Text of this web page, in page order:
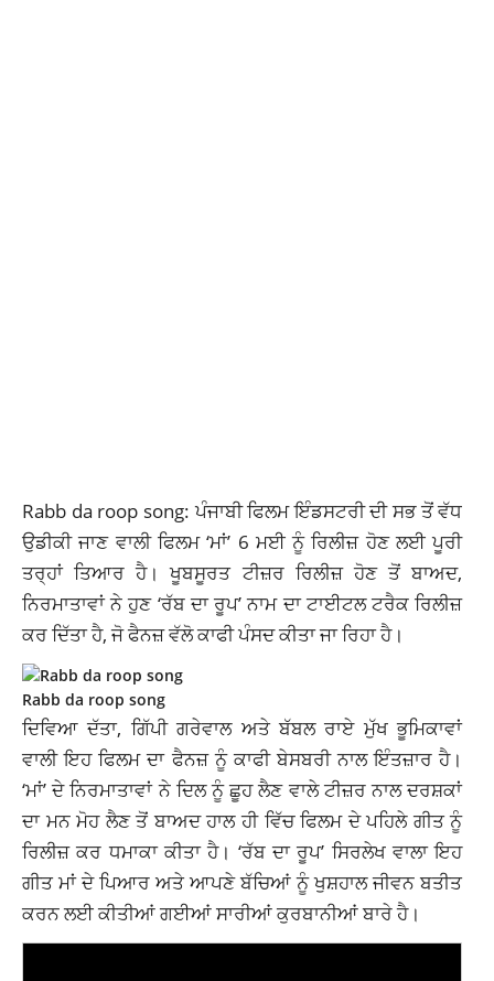
Rabb da roop song: ਪੰਜਾਬੀ ਫਿਲਮ ਇੰਡਸਟਰੀ ਦੀ ਸਭ ਤੋਂ ਵੱਧ
ਉਡੀਕੀ ਜਾਣ ਵਾਲੀ ਫਿਲਮ ‘ਮਾਂ’ 6 ਮਈ ਨੂੰ ਰਿਲੀਜ਼ ਹੋਣ ਲਈ ਪੂਰੀ
ਤਰ੍ਹਾਂ ਤਿਆਰ ਹੈ। ਖੂਬਸੂਰਤ ਟੀਜ਼ਰ ਰਿਲੀਜ਼ ਹੋਣ ਤੋਂ ਬਾਅਦ,
ਨਿਰਮਾਤਾਵਾਂ ਨੇ ਹੁਣ ‘ਰੱਬ ਦਾ ਰੂਪ’ ਨਾਮ ਦਾ ਟਾਈਟਲ ਟਰੈਕ ਰਿਲੀਜ਼
ਕਰ ਦਿੱਤਾ ਹੈ, ਜੋ ਫੈਨਜ਼ ਵੱਲੋ ਕਾਫੀ ਪੰਸਦ ਕੀਤਾ ਜਾ ਰਿਹਾ ਹੈ।
Rabb da roop song
ਦਿਵਿਆ ਦੱਤਾ, ਗਿੱਪੀ ਗਰੇਵਾਲ ਅਤੇ ਬੱਬਲ ਰਾਏ ਮੁੱਖ ਭੂਮਿਕਾਵਾਂ
ਵਾਲੀ ਇਹ ਫਿਲਮ ਦਾ ਫੈਨਜ਼ ਨੂੰ ਕਾਫੀ ਬੇਸਬਰੀ ਨਾਲ ਇੰਤਜ਼ਾਰ ਹੈ।
‘ਮਾਂ’ ਦੇ ਨਿਰਮਾਤਾਵਾਂ ਨੇ ਦਿਲ ਨੂੰ ਛੂਹ ਲੈਣ ਵਾਲੇ ਟੀਜ਼ਰ ਨਾਲ ਦਰਸ਼ਕਾਂ
ਦਾ ਮਨ ਮੋਹ ਲੈਣ ਤੋਂ ਬਾਅਦ ਹਾਲ ਹੀ ਵਿੱਚ ਫਿਲਮ ਦੇ ਪਹਿਲੇ ਗੀਤ ਨੂੰ
ਰਿਲੀਜ਼ ਕਰ ਧਮਾਕਾ ਕੀਤਾ ਹੈ। ‘ਰੱਬ ਦਾ ਰੂਪ’ ਸਿਰਲੇਖ ਵਾਲਾ ਇਹ
ਗੀਤ ਮਾਂ ਦੇ ਪਿਆਰ ਅਤੇ ਆਪਣੇ ਬੱਚਿਆਂ ਨੂੰ ਖੁਸ਼ਹਾਲ ਜੀਵਨ ਬਤੀਤ
ਕਰਨ ਲਈ ਕੀਤੀਆਂ ਗਈਆਂ ਸਾਰੀਆਂਕੁਰਬਾਨੀਆਂਬਾਰੇ ਹੈ।